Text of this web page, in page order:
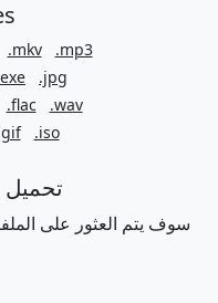
.mkv
.mp3
.jpg
.flac
.wav
.iso
سوف يتم العثور على